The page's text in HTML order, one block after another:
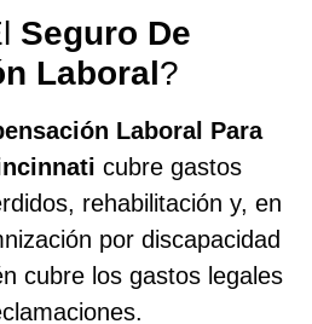
Seguro De
Laboral?
Laboral Para
cubre gastos
rehabilitación y, en
por discapacidad
cubre los gastos legales